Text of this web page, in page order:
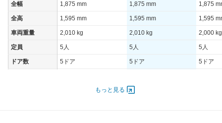
全幅 1,875 mm 1,875 mm 1,875
全高 1,595 mm 1,595 mm 1,595
車両重量 2,010 kg 2,010 kg 2,000 kg
定員 5人 5人 5人
ドア数 5ドア 5ドア 5ドア
もっと見る